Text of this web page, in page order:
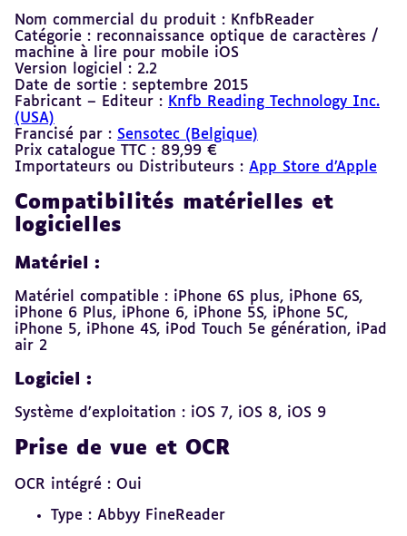
Nom commercial du produit : KnfbReader
Catégorie : reconnaissance optique de caractères /
machine à lire pour mobile iOS
Version logiciel : 2.2
Date de sortie : septembre 2015
Fabricant – Editeur : Knfb Reading Technology Inc.
(USA)
Francisé par : Sensotec (Belgique)
Prix catalogue TTC : 89,99 €
Importateurs ou Distributeurs : App Store d’Apple
Compatibilités matérielles et
logicielles
Matériel :
Matériel compatible : iPhone 6S plus, iPhone 6S,
iPhone 6 Plus, iPhone 6, iPhone 5S, iPhone 5C,
iPhone 5, iPhone 4S, iPod Touch 5e génération, iPad
air 2
Logiciel :
Système d’exploitation : iOS 7, iOS 8, iOS 9
Prise de vue et OCR
OCR intégré : Oui
Type : Abbyy FineReader